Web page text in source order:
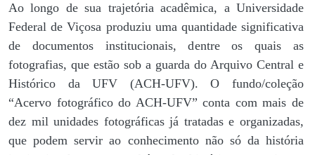
Ao longo de sua trajetória acadêmica, a Universidade
Federal de Viçosa produziu uma quantidade significativa
de documentos institucionais, dentre os quais as
fotografias, que estão sob a guarda do Arquivo Central e
Histórico da UFV (ACH-UFV). O fundo/coleção
“Acervo fotográfico do ACH-UFV” conta com mais de
dez mil unidades fotográficas já tratadas e organizadas,
que podem servir ao conhecimento não só da história